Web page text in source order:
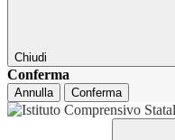
Chiudi
Conferma
Annulla Conferma